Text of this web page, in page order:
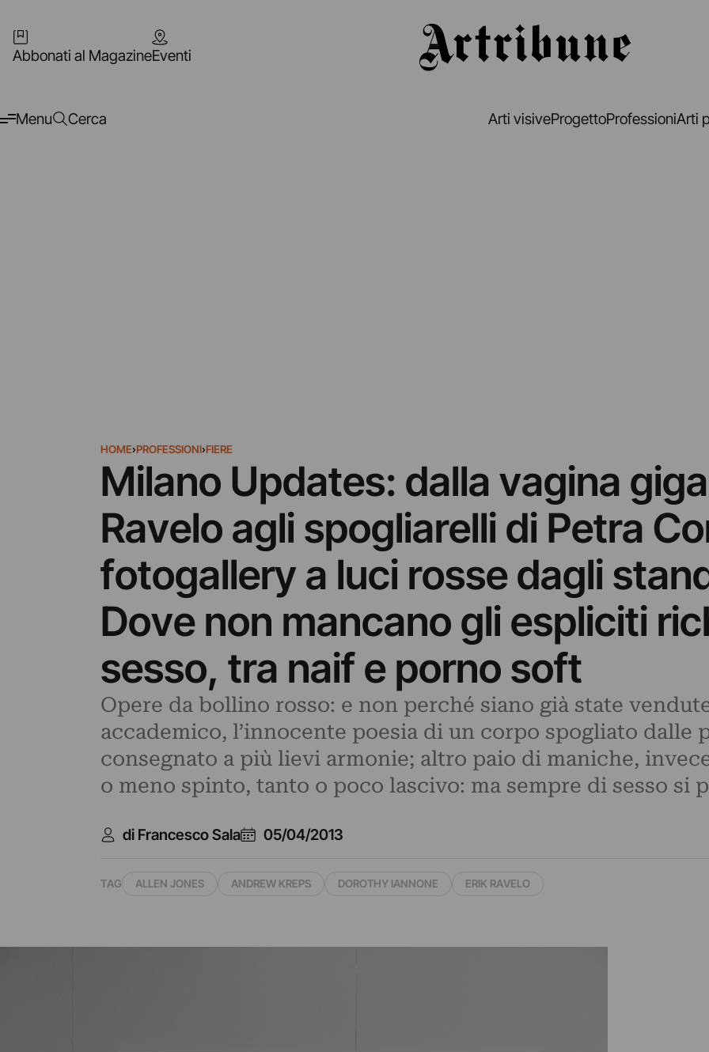
Abbonati al MagazineEventi
Menu Cerca Arti visiveProgettoProfessioniArti
HOME›PROFESSIONI›FIERE
Milano Updates: dalla vagina
Ravelo agli spogliarelli di Petra
fotogallery a luci rosse dagli
Dove non mancano gli espliciti
sesso, tra naif e porno soft
Opere da bollino rosso: e non perché siano già state
accademico, l’innocente poesia di un corpo spogliato dalle
consegnato a più lievi armonie; altro paio di maniche,
o meno spinto, tanto o poco lascivo: ma sempre di sesso si
di Francesco Sala 05/04/2013
TAG ALLEN JONES ANDREW KREPS DOROTHY IANNONE ERIK RAVELO